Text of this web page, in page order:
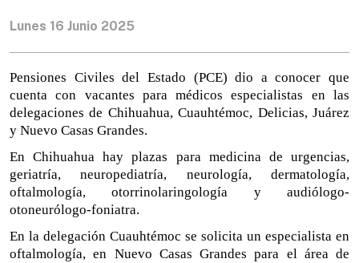
Lunes 16 Junio 2025
Pensiones Civiles del Estado (PCE) dio a conocer que
cuenta con vacantes para médicos especialistas en las
delegaciones de Chihuahua, Cuauhtémoc, Delicias, Juárez
y Nuevo Casas Grandes.
En Chihuahua hay plazas para medicina de urgencias,
geriatría, neuropediatría, neurología, dermatología,
oftalmología, otorrinolaringología y audiólogo-
otoneurólogo-foniatra.
En la delegación Cuauhtémoc se solicita un especialista en
oftalmología, en Nuevo Casas Grandes para el área de